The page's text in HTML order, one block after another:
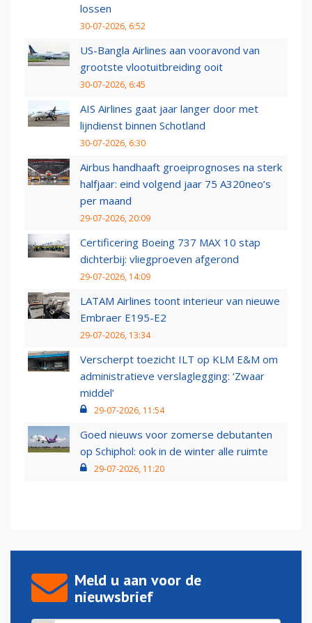
lossen
30-07-2026, 6:52
US-Bangla Airlines aan vooravond van
grootste vlootuitbreiding ooit
30-07-2026, 6:45
AIS Airlines gaat jaar langer door met
lijndienst binnen Schotland
30-07-2026, 6:30
Airbus handhaaft groeiprognoses na sterk
halfjaar: eind volgend jaar 75 A320neo’s
per maand
29-07-2026, 20:09
Certificering Boeing 737 MAX 10 stap
dichterbij: vliegproeven afgerond
29-07-2026, 14:09
LATAM Airlines toont interieur van nieuwe
Embraer E195-E2
29-07-2026, 13:34
Verscherpt toezicht ILT op KLM E&M om
administratieve verslaglegging: ‘Zwaar
middel’
29-07-2026, 11:54
Goed nieuws voor zomerse debutanten
op Schiphol: ook in de winter alle ruimte
29-07-2026, 11:20
Meld u aan voor de
nieuwsbrief